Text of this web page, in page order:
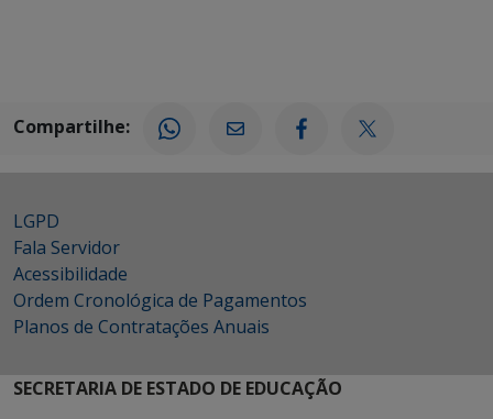
Compartilhe:
LGPD
Fala Servidor
Acessibilidade
Ordem Cronológica de Pagamentos
Planos de Contratações Anuais
SECRETARIA DE ESTADO DE EDUCAÇÃO